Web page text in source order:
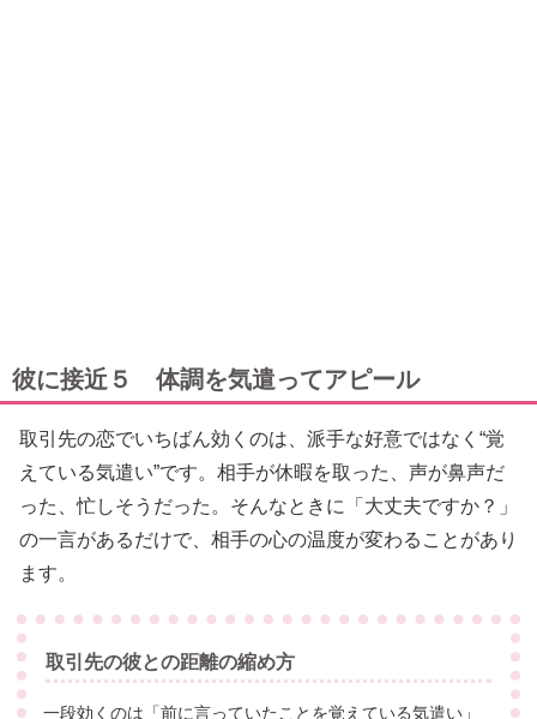
彼に接近５ 体調を気遣ってアピール
取引先の恋でいちばん効くのは、派手な好意ではなく“覚
えている気遣い”です。相手が休暇を取った、声が鼻声だ
った、忙しそうだった。そんなときに「大丈夫ですか？」
の一言があるだけで、相手の心の温度が変わることがあり
ます。
取引先の彼との距離の縮め方
一段効くのは「前に言っていたことを覚えている気遣い」